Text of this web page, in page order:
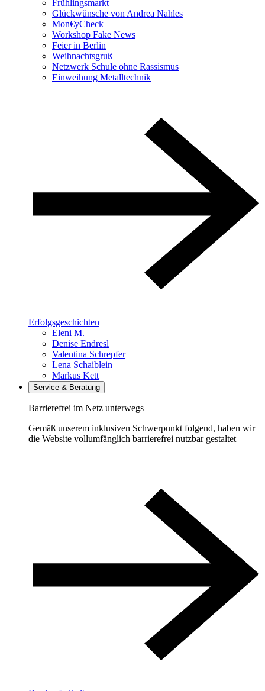
Frühlingsmarkt
Glückwünsche von Andrea Nahles
Mon€yCheck
Workshop Fake News
Feier in Berlin
Weihnachtsgruß
Netzwerk Schule ohne Rassismus
Einweihung Metalltechnik
Erfolgsgeschichten
Eleni M.
Denise Endresl
Valentina Schrepfer
Lena Schaiblein
Markus Kett
Service & Beratung
Barrierefrei im Netz unterwegs
Gemäß unserem inklusiven Schwerpunkt folgend, haben wir
die Website vollumfänglich barrierefrei nutzbar gestaltet